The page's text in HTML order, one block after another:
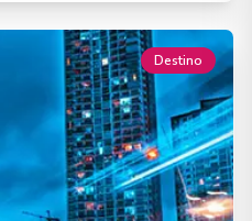
Destino